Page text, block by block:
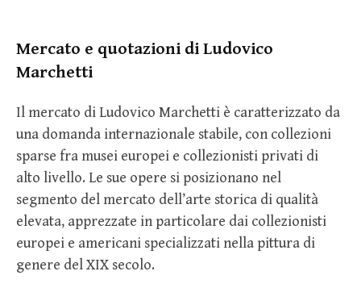
Mercato e quotazioni di Ludovico
Marchetti
Il mercato di Ludovico Marchetti è caratterizzato da
una domanda internazionale stabile, con collezioni
sparse fra musei europei e collezionisti privati di
alto livello. Le sue opere si posizionano nel
segmento del mercato dell’arte storica di qualità
elevata, apprezzate in particolare dai collezionisti
europei e americani specializzati nella pittura di
genere del XIX secolo.